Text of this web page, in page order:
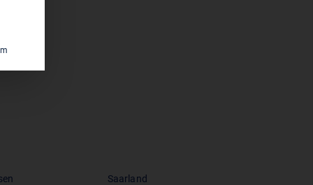
Saarland